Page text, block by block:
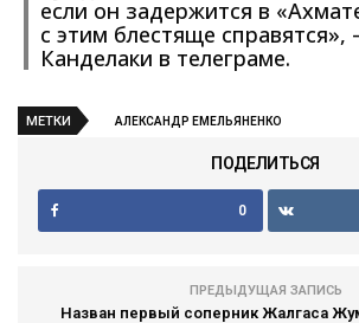
если он задержится в
с этим блестяще
Канделаки в телеграме.
МЕТКИ АЛЕКСАНДР ЕМЕЛЬЯНЕНКО
ПОДЕЛИТЬСЯ
0
ПРЕДЫДУЩАЯ ЗАПИСЬ
Назван первый соперник Жалгаса